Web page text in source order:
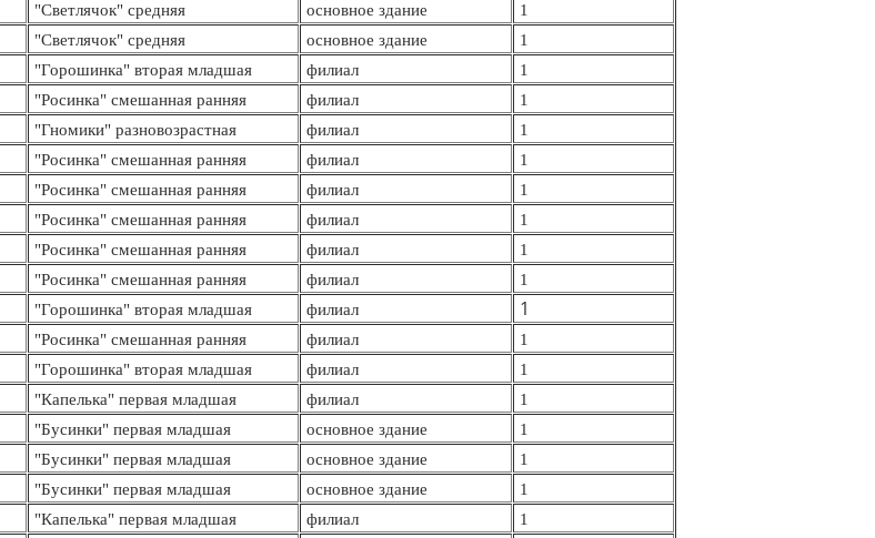
"Светлячок" средняя основное здание
1
"Светлячок" средняя основное здание
1
"Горошинка" вторая младшая филиал
1
"Росинка" смешанная ранняя филиал
1
"Гномики" разновозрастная филиал
1
"Росинка" смешанная ранняя филиал
1
"Росинка" смешанная ранняя филиал
1
"Росинка" смешанная ранняя филиал
1
"Росинка" смешанная ранняя филиал
1
"Росинка" смешанная ранняя филиал
1
"Горошинка" вторая младшая филиал 1
"Росинка" смешанная ранняя филиал
1
"Горошинка" вторая младшая филиал
1
"Капелька" первая младшая филиал
1
"Бусинки" первая младшая основное здание
1
"Бусинки" первая младшая основное здание
1
"Бусинки" первая младшая основное здание
1
"Капелька" первая младшая филиал
1